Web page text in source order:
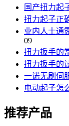
国产扭力起
扭力起子正
业内人士通
09
扭力扳手的
扭力扳手的
一诺无刷伺
电动起子怎
推荐产品